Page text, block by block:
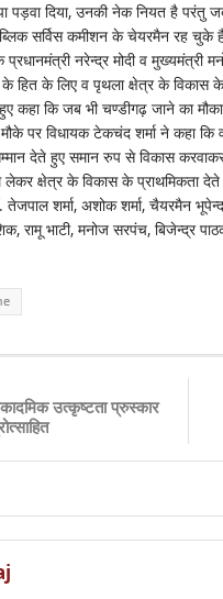
दिया, उनकी नेक नियत है परंतु
सर्विस कमीशन के चेयरमैन रह चुके
नरेन्द्र मोदी व मुख्यमंत्री
के हित के लिए व पृथला क्षेत्र के
कहा कि जब भी चण्डीगढ़ जाने का
विधायक टेकचंद शर्मा ने कहा कि
देते हुए समान रुप से विकास
लेकर क्षेत्र के विकास के प्राथमिकता
तेजपाल शर्मा, अशोक शर्मा, चैयरमैन
रामू भाटी, मनोज सरपंच, बिजेन्द्र
उत्कृष्टता प्रुस्कार